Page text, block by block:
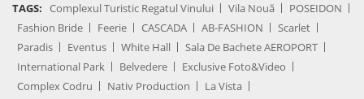
TAGS: Complexul Turistic Regatul Vinului Vila Nouă
POSEIDON
Fashion Bride
Feerie CASCADA AB-FASHION
Scarlet
Paradis
Eventus White Hall
Sala De Bachete AEROPORT
International Park
Belvedere
Exclusive Foto&Video
Complex Codru
Nativ Production
La Vista